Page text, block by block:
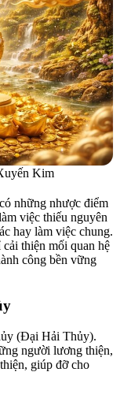
Kim
những nhược điểm
việc thiếu nguyên
hay làm việc chung.
thiện mối quan hệ
công bền vững
(Đại Hải Thủy).
người lương thiện,
giúp đỡ cho